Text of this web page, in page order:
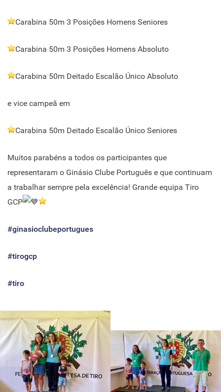
Carabina 50m 3 Posições Homens Seniores
Carabina 50m 3 Posições Homens Absoluto
Carabina 50m Deitado Escalão Único Absoluto
e vice campeã em
Carabina 50m Deitado Escalão Único Seniores
Muitos parabéns a todos os participantes que
representaram o Ginásio Clube Português e que continuam
a trabalhar sempre pela excelência! Grande equipa Tiro
GCP
#ginasioclubeportugues
#tirogcp
#tiro